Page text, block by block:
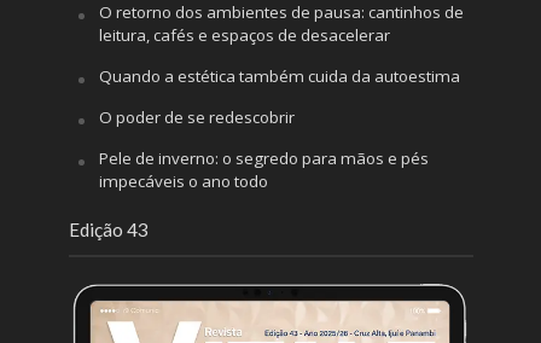
O retorno dos ambientes de pausa: cantinhos de
leitura, cafés e espaços de desacelerar
Quando a estética também cuida da autoestima
O poder de se redescobrir
Pele de inverno: o segredo para mãos e pés
impecáveis o ano todo
Edição 43